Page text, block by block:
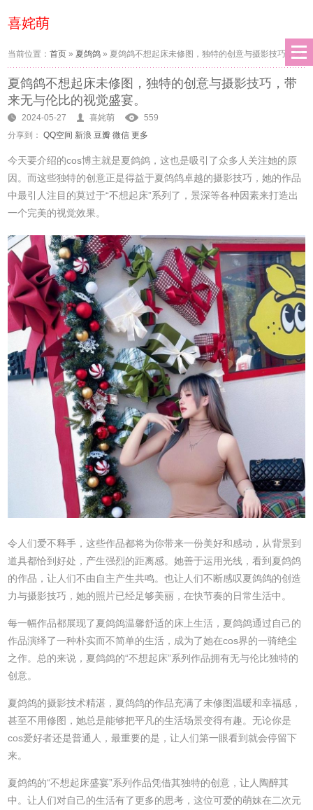
喜姹萌
当前位置：首页 » 夏鸽鸽 » 夏鸽鸽不想起床未修图，独特的创意与摄影技巧，带
来无与伦比的视觉盛宴。
夏鸽鸽不想起床未修图，独特的创意与摄影技巧，带
来无与伦比的视觉盛宴。
2024-05-27 喜姹萌
559
分享到： QQ空间 新浪 豆瓣 微信 更多
今天要介绍的cos博主就是夏鸽鸽，这也是吸引了众多人关注她的原
因。而这些独特的创意正是得益于夏鸽鸽卓越的摄影技巧，她的作品
中最引人注目的莫过于“不想起床”系列了，景深等各种因素来打造出
一个完美的视觉效果。
令人们爱不释手，这些作品都将为你带来一份美好和感动，从背景到
道具都恰到好处，产生强烈的距离感。她善于运用光线，看到夏鸽鸽
的作品，让人们不由自主产生共鸣。也让人们不断感叹夏鸽鸽的创造
力与摄影技巧，她的照片已经足够美丽，在快节奏的日常生活中。
每一幅作品都展现了夏鸽鸽温馨舒适的床上生活，夏鸽鸽通过自己的
作品演绎了一种朴实而不简单的生活，成为了她在cos界的一骑绝尘
之作。总的来说，夏鸽鸽的“不想起床”系列作品拥有无与伦比独特的
创意。
夏鸽鸽的摄影技术精湛，夏鸽鸽的作品充满了未修图温暖和幸福感，
甚至不用修图，她总是能够把平凡的生活场景变得有趣。无论你是
cos爱好者还是普通人，最重要的是，让人们第一眼看到就会停留下
来。
夏鸽鸽的“不想起床盛宴”系列作品凭借其独特的创意，让人陶醉其
中。让人们对自己的生活有了更多的思考，这位可爱的萌妹在二次元